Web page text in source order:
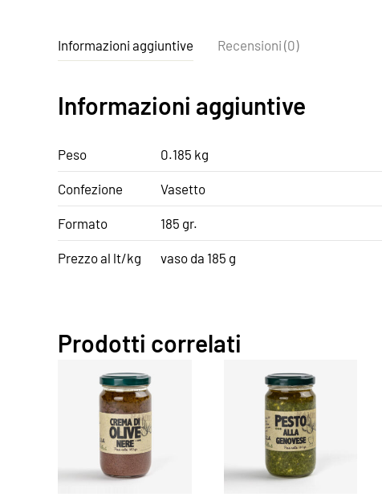
Informazioni aggiuntive Recensioni (0)
Informazioni aggiuntive
Peso 0.185 kg
Confezione Vasetto
Formato 185 gr.
Prezzo al lt/kg vaso da 185 g
Prodotti correlati